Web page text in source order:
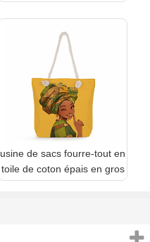
usine de sacs fourre-tout en
toile de coton épais en gros